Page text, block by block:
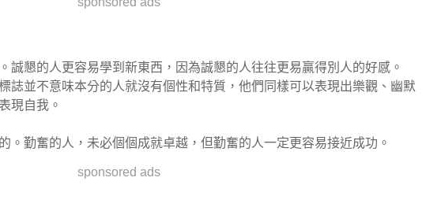
誠懇的人更容易學到新東西，因為誠懇的人往往更易贏得別人的好感。
誌並不意味本分的人就沒有個性和特質，他們同樣可以表現出樂觀、幽默
現自我。
。勤奮的人，未必個個成就卓越，但勤奮的人一定更容易接近成功。
sponsored ads